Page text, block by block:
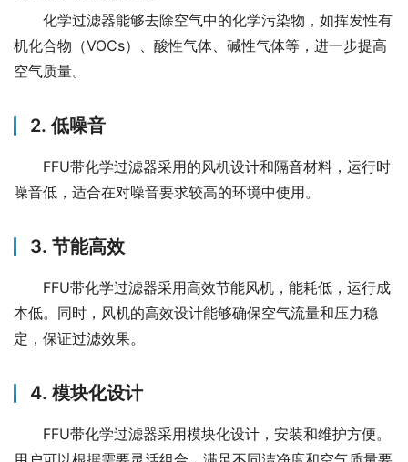
化学过滤器能够去除空气中的化学污染物，如挥发性有
机化合物（VOCs）、酸性气体、碱性气体等，进一步提高
空气质量。
2. 低噪音
FFU带化学过滤器采用的风机设计和隔音材料，运行时
噪音低，适合在对噪音要求较高的环境中使用。
3. 节能高效
FFU带化学过滤器采用高效节能风机，能耗低，运行成
本低。同时，风机的高效设计能够确保空气流量和压力稳
定，保证过滤效果。
4. 模块化设计
FFU带化学过滤器采用模块化设计，安装和维护方便。